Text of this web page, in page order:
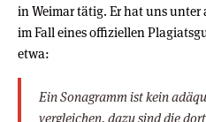
in Weimar tätig. Er hat uns unter
im Fall eines offiziellen
etwa:
Ein Sonagramm ist kein
vergleichen, dazu sind die